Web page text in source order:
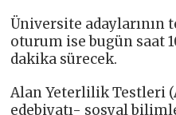
Üniversite adaylarının
oturum ise bugün saat
dakika sürecek.
Alan Yeterlilik Testleri
edebiyatı- sosyal